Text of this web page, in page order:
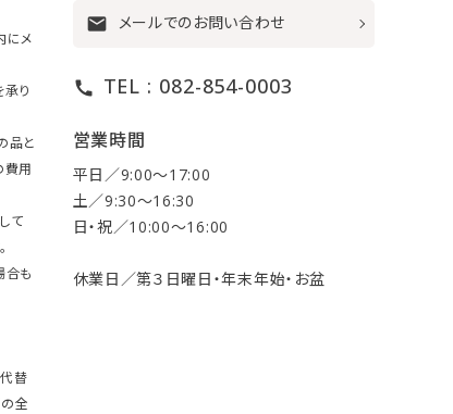
にメ
り
品と
費用
て
合も
替
全
mail メールでのお問い合わせ
call TEL : 082-854-0003
営業時間
平日／9:00〜17:00
土／9:30〜16:30
日・祝／10:00〜16:00
休業日／第３日曜日・年末年始・お盆